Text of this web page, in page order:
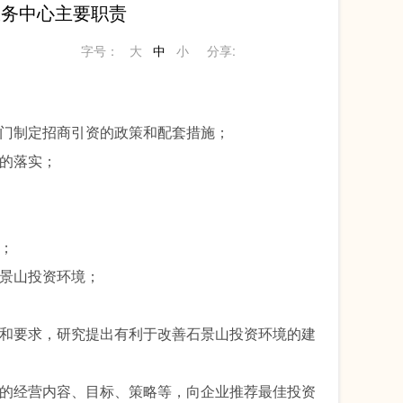
中心主要职责
分享:
字号： 大 中 小
制定招商引资的政策和配套措施；
落实；
山投资环境；
要求，研究提出有利于改善石景山投资环境的建
经营内容、目标、策略等，向企业推荐最佳投资